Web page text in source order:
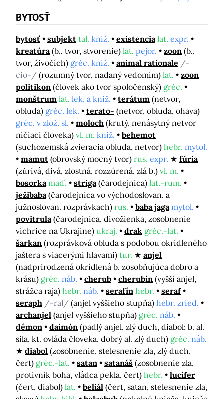
BYTOSŤ
bytosť subjekt tal. kniž. existencia lat. expr.
kreatúra (b., tvor, stvorenie) lat. pejor. zoon (b.,
tvor, živočích) gréc. kniž. animal rationale /-
cio-/ (rozumný tvor, nadaný vedomím) lat.
zoon
politikon (človek ako tvor spoločenský) gréc.
monštrum lat. lek. a kniž. terátum (netvor,
obluda) gréc. lek. terato- (netvor, obluda, ohava)
gréc. v zlož. sl.
moloch (krutý, nenásytný netvor
ničiaci človeka) vl. m. kniž.
behemot
(suchozemská zvieracia obluda, netvor) hebr. mytol.
mamut (obrovský mocný tvor) rus. expr.
fúria
(zúrivá, divá, zlostná, rozzúrená, zlá b.) vl. m.
bosorka maď. striga (čarodejnica) lat.-rum.
ježibaba (čarodejnica vo východoslovan. a
južnoslovan. rozprávkach) rus. baba jaga mytol.
povitrula (čarodejnica, divožienka, zosobnenie
víchrice na Ukrajine) ukraj. drak gréc.-lat.
šarkan (rozprávková obluda s podobou okrídleného
jaštera s viacerými hlavami) tur.
anjel
(nadprirodzená okrídlená b. zosobňujúca dobro a
krásu) gréc. náb. cherub cherubín (vyšší anjel,
strážca raja) hebr. náb. serafín hebr.
seraf
seraph /-raf/ (anjel vyššieho stupňa) hebr. zried.
archanjel (anjel vyššieho stupňa) gréc. náb.
démon
daimón (padlý anjel, zlý duch, diabol; b. al.
sila, kt. ovláda človeka, dobrý al. zlý duch) gréc. náb.
diabol (zosobnenie, stelesnenie zla, zlý duch,
čert) gréc.-lat. satan satanáš (zosobnenie zla,
protivník boha, vládca pekla, čert) hebr.
lucifer
(čert, diabol) lat. beliál (čert, satan, stelesnenie zla,